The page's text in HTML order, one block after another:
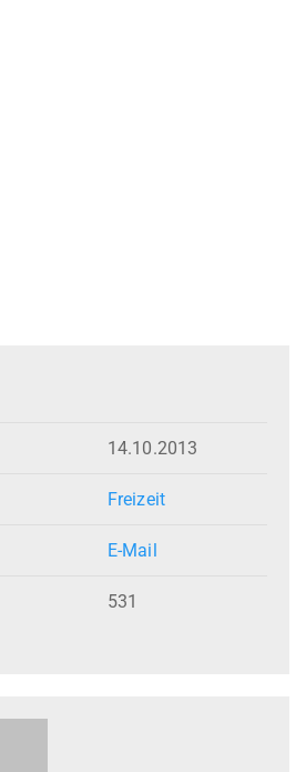
14.10.2013
Freizeit
E-Mail
531